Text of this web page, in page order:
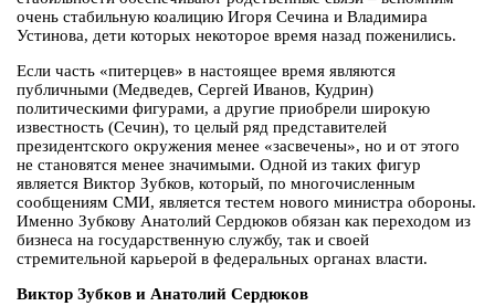
очень стабильную коалицию Игоря Сечина и Владимира
Устинова, дети которых некоторое время назад поженились.
Если часть «питерцев» в настоящее время являются
публичными (Медведев, Сергей Иванов, Кудрин)
политическими фигурами, а другие приобрели широкую
известность (Сечин), то целый ряд представителей
президентского окружения менее «засвечены», но и от этого
не становятся менее значимыми. Одной из таких фигур
является Виктор Зубков, который, по многочисленным
сообщениям СМИ, является тестем нового министра обороны.
Именно Зубкову Анатолий Сердюков обязан как переходом из
бизнеса на государственную службу, так и своей
стремительной карьерой в федеральных органах власти.
Виктор Зубков и Анатолий Сердюков